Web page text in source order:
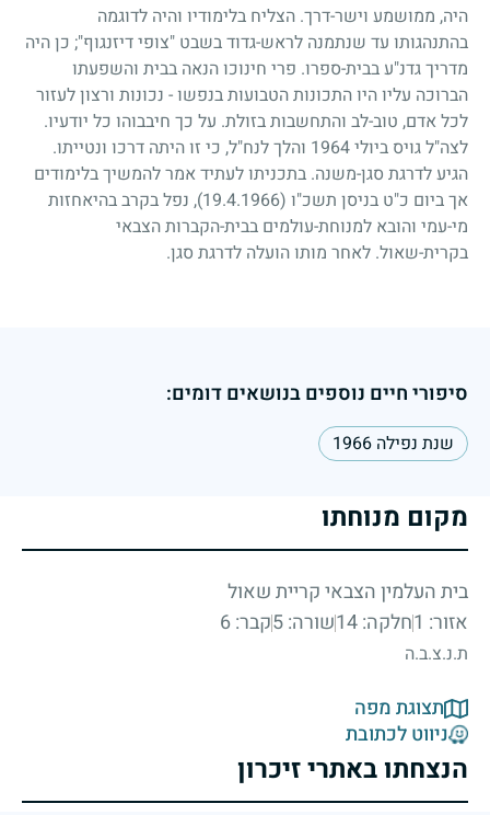
היה, ממושמע וישר-דרך. הצליח בלימודיו והיה לדוגמה
בהתנהגותו עד שנתמנה לראש-גדוד בשבט "צופי דיזנגוף;" כן היה
מדריך גדנ"ע בבית-ספרו. פרי חינוכו הנאה בבית והשפעתו
הברוכה עליו היו התכונות הטבועות בנפשו- נכונות ורצון לעזור
לכל אדם, טוב-לב והתחשבות בזולת. על כך חיבבוהו כל יודעיו.
לצה"ל גויס ביולי1964 והלך לנח"ל, כי זו היתה דרכו ונטייתו.
הגיע לדרגת סגן-משנה. בתכניתו לעתיד אמר להמשיך בלימודים
אך ביום כ"ט בניסן תשכ"ו (19.4.1966)
, נפל בקרב בהיאחזות
מי-עמי והובא למנוחת-עולמים בבית-הקברות הצבאי
בקרית-שאול. לאחר מותו הועלה לדרגת סגן.
סיפורי חיים נוספים בנושאים דומים:
שנת נפילה 1966
מקום מנוחתו
בית העלמין הצבאי קריית שאול
אזור: 1
חלקה: 14 שורה: 5 קבר: 6
ת.נ.צ.ב.ה
תצוגת מפה
ניווט לכתובת
הנצחתו באתרי זיכרון